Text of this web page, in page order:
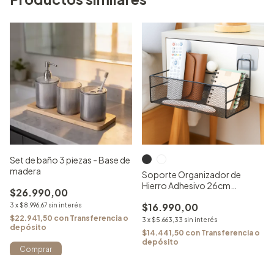
Set de baño 3 piezas - Base de
madera
$26.990,00
3 x $8.996,67 sin interés
$22.941,50 con Transferencia o
depósito
Comprar
Soporte Organizador de
Hierro Adhesivo 26cm
$16.990,00
3 x $5.663,33 sin interés
$14.441,50 con Transferencia o
depósito